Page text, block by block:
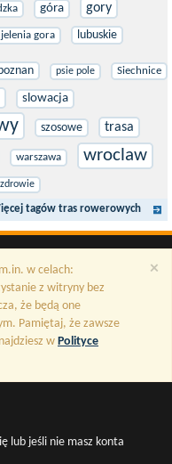
góra gory
jelenia gora lubuskie
psie pole Siechnice
slowacja
szosowe trasa
warszawa wroclaw
zdrowie
tagów tras rowerowych
×
w celach:
z witryny bez
że będą one
Pamiętaj, że zawsze
w Polityce
lub jeśli nie masz konta